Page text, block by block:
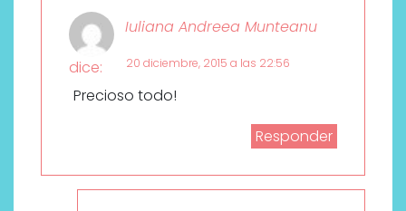
Iuliana Andreea Munteanu
dice:
20 diciembre, 2015 a las 22:56
Precioso todo!
Responder